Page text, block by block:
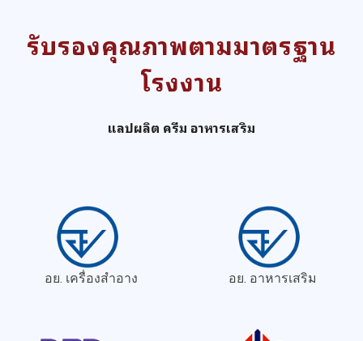
รับรองคุณภาพตามมาตรฐาน
โรงงาน
แลปผลิต ครีม อาหารเสริม
อย. เครื่องสำอาง อย. อาหารเสริม